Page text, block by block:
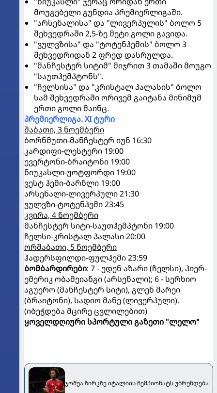
მოუგებელი გუნდია პრემიერლიგაში.
"არსენალისა" და "ლივერპულის" ბოლო 5
შეხვედრაში 2,5-ზე მეტი გოლი გავიდა.
"ვულვზისა" და "ტოტენჰემის" ბოლო 3
შეხვედრიდან 2 ფრედ დასრულდა.
"მანჩესტერ სიტიმ" მიჯრით 3 თამაში მოუგო
"საუთჰემპტონს".
"ჩელსისა" და "კრისტალ პალასის" ბოლო
სამ შეხვედრაში ორივემ გაიტანა მინიმუმ
ერთი გოლი მაინც.
პრემიერლიგა. XI ტური
შაბათი, 3 ნოემბერი
ბორნმუთი-მანჩესტერ იუნ 16:30
კარდიფი-ლესტერი 19:00
ევერტონი-ბრაიტონი 19:00
ნიუკასლი-უოტფორდი 19:00
ვესტ ჰემი-ბარნლი 19:00
არსენალი-ლივერპული 21:30
ვულვზი-ტოტენჰემი 23:45
კვირა, 4 ნოემბერი
მანჩესტერ სიტი-საუთჰემპტონი 19:00
ჩელსი-კრისტალ პალასი 20:00
ორშაბათი, 5 ნოემბერი
ჰადერსფილდი-ფულჰემი 23:59
ბომბარდირები: 7 - ედენ აზარი (ჩელსი), პიერ-
ემერიკ ობამეიანგი (არსენალი); 6 - სერხიო
აგუერო (მანჩესტერ სიტი), გლენ მარეი
(ბრაიტონი), სადიო მანე (ლივერპული).
(იბეჭდება მცირე ცვლილებით)
ყოველდღიური სპორტული გაზეთი "ლელო"
ჯოშუა ზირკზე იტალიის ჩემპიონატს უბრუნდება